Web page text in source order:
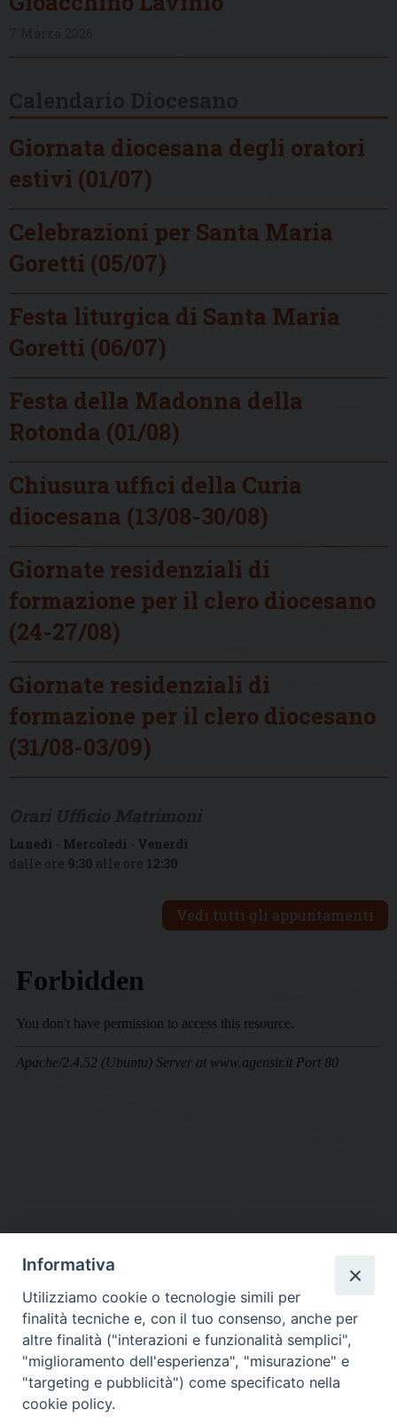
Giornata diocesana degli oratori
estivi (01/07)
Celebrazioni per Santa Maria
Goretti (05/07)
Festa liturgica di Santa Maria
Goretti (06/07)
Festa della Madonna della
Rotonda (01/08)
Chiusura uffici della Curia
diocesana (13/08-30/08)
Giornate residenziali di
formazione per il clero diocesano
(24-27/08)
Giornate residenziali di
formazione per il clero diocesano
(31/08-03/09)
Lunedì - Mercoledì - Venerdì
dalle ore 9:30 alle ore 12:30
Vedi tutti gli appuntamenti
DIOCESI SUBURBICARIA DI ALBANO
Contatti:Tel.: 06.93268401 - Fax.: 06.9323844
E-mail:curia@diocesidialbano.it
Orari: dal Lunedì al Venerdì Ore: 9:00 - 13:00
Informativa
Utilizziamo cookie o tecnologie simili per
finalità tecniche e, con il tuo consenso, anche per
altre finalità ("interazioni e funzionalità semplici",
"miglioramento dell'esperienza", "misurazione" e
"targeting e pubblicità") come specificato nella
cookie policy.